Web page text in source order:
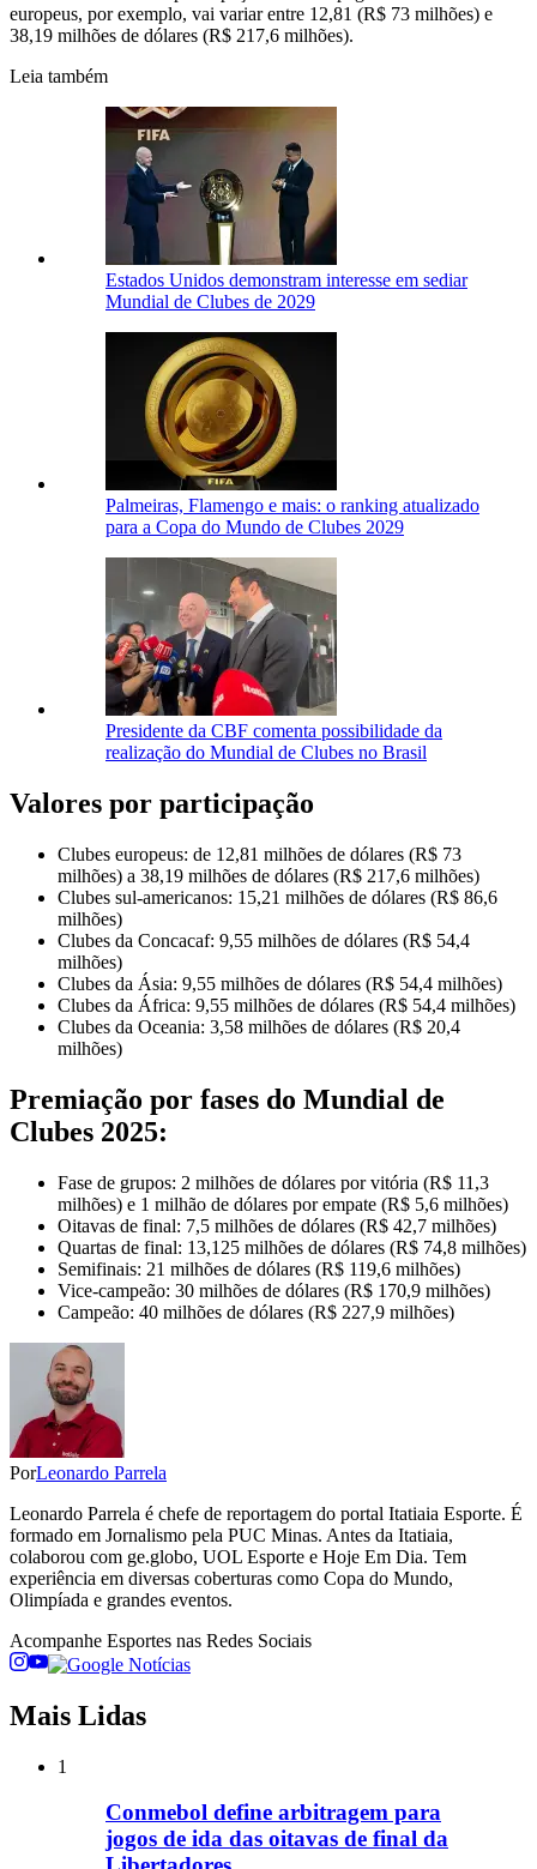
europeus, por exemplo, vai variar entre 12,81 (R$ 73 milhões) e
38,19 milhões de dólares (R$ 217,6 milhões).
Leia também
Estados Unidos demonstram interesse em sediar
Mundial de Clubes de 2029
Palmeiras, Flamengo e mais: o ranking atualizado
para a Copa do Mundo de Clubes 2029
Presidente da CBF comenta possibilidade da
realização do Mundial de Clubes no Brasil
Valores por participação
Clubes europeus: de 12,81 milhões de dólares (R$ 73
milhões) a 38,19 milhões de dólares (R$ 217,6 milhões)
Clubes sul-americanos: 15,21 milhões de dólares (R$ 86,6
milhões)
Clubes da Concacaf: 9,55 milhões de dólares (R$ 54,4
milhões)
Clubes da Ásia: 9,55 milhões de dólares (R$ 54,4 milhões)
Clubes da África: 9,55 milhões de dólares (R$ 54,4 milhões)
Clubes da Oceania: 3,58 milhões de dólares (R$ 20,4
milhões)
Premiação por fases do Mundial de
Clubes 2025:
Fase de grupos: 2 milhões de dólares por vitória (R$ 11,3
milhões) e 1 milhão de dólares por empate (R$ 5,6 milhões)
Oitavas de final: 7,5 milhões de dólares (R$ 42,7 milhões)
Quartas de final: 13,125 milhões de dólares (R$ 74,8 milhões)
Semifinais: 21 milhões de dólares (R$ 119,6 milhões)
Vice-campeão: 30 milhões de dólares (R$ 170,9 milhões)
Campeão: 40 milhões de dólares (R$ 227,9 milhões)
PorLeonardo Parrela
Leonardo Parrela é chefe de reportagem do portal Itatiaia Esporte. É
formado em Jornalismo pela PUC Minas. Antes da Itatiaia,
colaborou com ge.globo, UOL Esporte e Hoje Em Dia. Tem
experiência em diversas coberturas como Copa do Mundo,
Olimpíada e grandes eventos.
Acompanhe Esportes nas Redes Sociais
Mais Lidas
1
Conmebol define arbitragem para
jogos de ida das oitavas de final da